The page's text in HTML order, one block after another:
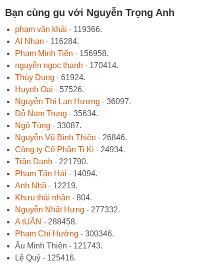
Bạn cùng gu với Nguyễn Trọng Anh
phạm văn khải - 119366.
Al Nhan - 116284.
Phạm Minh Tiến - 156958.
nguyễn ngọc thanh - 170414.
Thùy Dung - 61924.
Huynh Oai - 57526.
Nguyễn Thị Lan Hương - 36097.
Đỗ Nam Trung - 35634.
Ngô Tùng - 33087.
Nguyễn Vũ Bình Thiên - 26846.
Công ty Cổ Phần Ti Ki - 24934.
Trần Danh - 221790.
Phạm Tấn Hải - 14094.
Anh Nhã - 12219.
Khưu thái nhân - 804.
Nguyễn Nhật Hưng - 277332.
A tUẤN - 288458.
Phạm Chí Hướng - 300346.
Âu Minh Thiện - 121743.
Lệ Quỷ - 125416.